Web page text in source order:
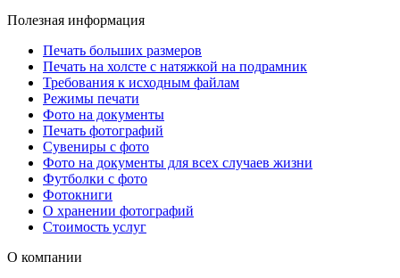
Полезная информация
Печать больших размеров
Печать на холсте c натяжкой на подрамник
Требования к исходным файлам
Режимы печати
Фото на документы
Печать фотографий
Сувениры с фото
Фото на документы для всех случаев жизни
Футболки с фото
Фотокниги
О хранении фотографий
Стоимость услуг
О компании